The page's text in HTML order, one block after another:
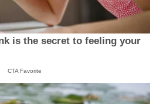
is the secret to feeling your
CTA Favorite